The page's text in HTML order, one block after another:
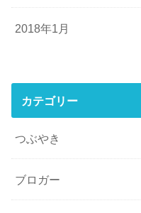
2018年1月
カテゴリー
つぶやき
ブロガー